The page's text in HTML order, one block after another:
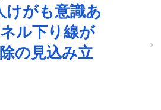
けがも意識あ
ル下り線が
の見込み立